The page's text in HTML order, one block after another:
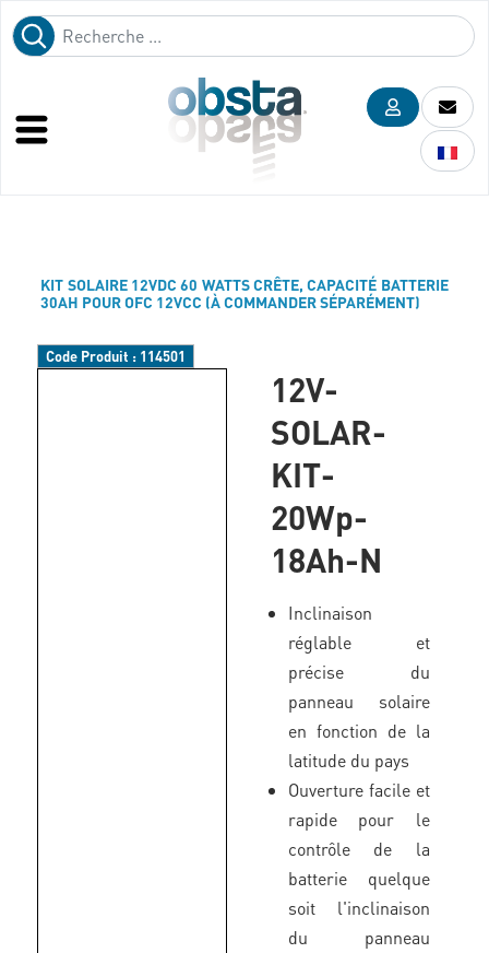
KIT SOLAIRE 12VDC 60 WATTS CRÊTE, CAPACITÉ BATTERIE
30AH POUR OFC 12VCC (À COMMANDER SÉPARÉMENT)
Code Produit : 114501
12V-
SOLAR-
KIT-
20Wp-
18Ah-N
Inclinaison
réglable et
précise du
panneau solaire
en fonction de la
latitude du pays
Ouverture facile et
rapide pour le
contrôle de la
batterie quelque
soit l'inclinaison
du panneau